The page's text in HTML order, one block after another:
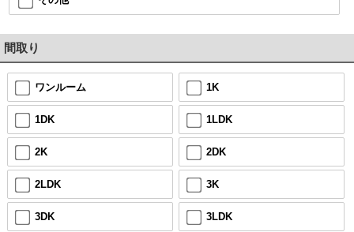
間取り
ワンルーム 1K
1DK 1LDK
2K 2DK
2LDK 3K
3DK 3LDK